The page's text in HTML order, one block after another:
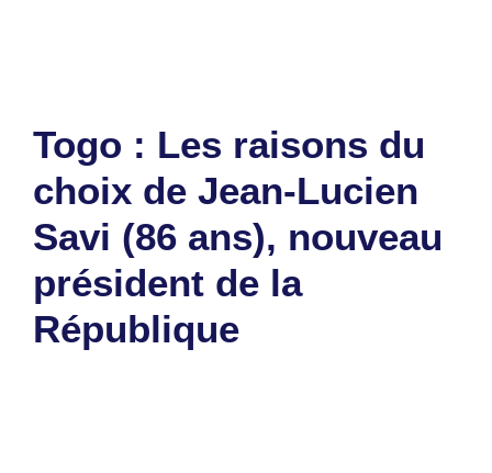
Togo : Les raisons du
choix de Jean-Lucien
Savi (86 ans), nouveau
président de la
République